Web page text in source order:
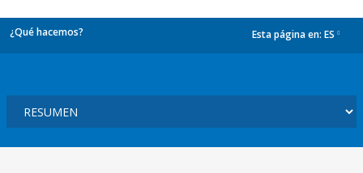
¿Qué hacemos? Esta página en: ES